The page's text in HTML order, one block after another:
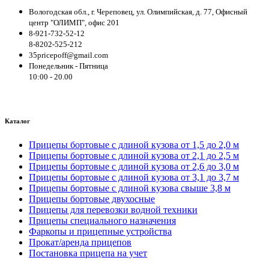
Вологодская обл., г. Череповец, ул. Олимпийская, д. 77, Офисный
центр "ОЛИМП", офис 201
8-921-732-52-12
8-8202-525-212
35pricepoff@gmail.com
Понедельник - Пятница
10:00 - 20.00
Каталог
Прицепы бортовые с длиной кузова от 1,5 до 2,0 м
Прицепы бортовые с длиной кузова от 2,1 до 2,5 м
Прицепы бортовые с длиной кузова от 2,6 до 3,0 м
Прицепы бортовые с длиной кузова от 3,1 до 3,7 м
Прицепы бортовые с длиной кузова свыше 3,8 м
Прицепы бортовые двухосные
Прицепы для перевозки водной техники
Прицепы специального назначения
Фаркопы и прицепные устройства
Прокат/аренда прицепов
Постановка прицепа на учет